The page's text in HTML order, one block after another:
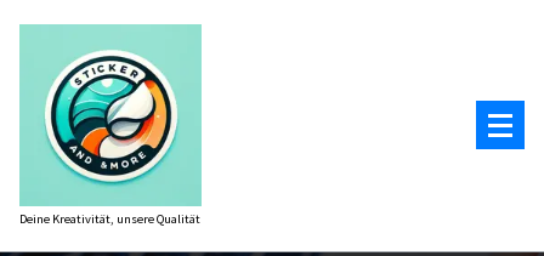
springen
Deine Kreativität, unsere Qualität